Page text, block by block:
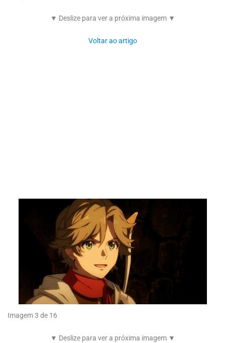
▼ Deslize para ver a próxima imagem ▼
Voltar ao artigo
Imagem 3 de 16
▼ Deslize para ver a próxima imagem ▼